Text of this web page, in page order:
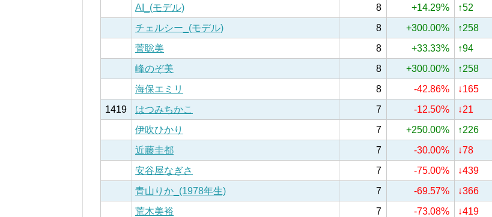
AI_(モデル)
8 +14.29%
↑52
チェルシー_(モデル)
8 +300.00%
↑258
菅聡美
8 +33.33%
↑94
峰のぞ美
8 +300.00%
↑258
海保エミリ
8 -42.86%
↓165
1419
はつみちかこ 7 -12.50%
↓21
伊吹ひかり
7 +250.00%
↑226
近藤圭都
7 -30.00%
↓78
安谷屋なぎさ
7 -75.00%
↓439
青山りか_(1978年生)
7 -69.57%
↓366
荒木美裕
7 -73.08%
↓419